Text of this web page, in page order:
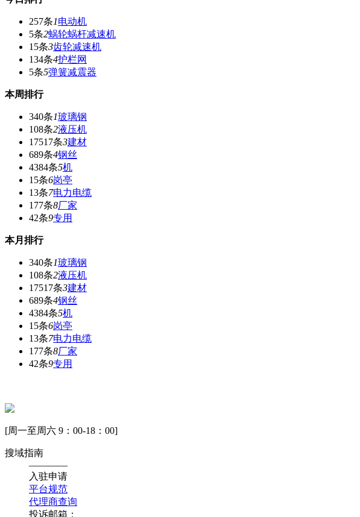
257条1电动机
5条2蜗轮蜗杆减速机
15条3齿轮减速机
134条4护栏网
5条5弹簧减震器
本周排行
340条1玻璃钢
108条2液压机
17517条3建材
689条4钢丝
4384条5机
15条6岗亭
13条7电力电缆
177条8厂家
42条9专用
本月排行
340条1玻璃钢
108条2液压机
17517条3建材
689条4钢丝
4384条5机
15条6岗亭
13条7电力电缆
177条8厂家
42条9专用
[周一至周六 9：00-18：00]
搜域指南
————
入驻申请
平台规范
代理商查询
投诉邮箱：